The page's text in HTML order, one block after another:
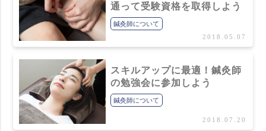
通って受験資格を取得しよう
鍼灸師について
2018.05.07
スキルアップに最適！鍼灸師
の勉強会に参加しよう
鍼灸師について
2018.07.20